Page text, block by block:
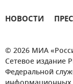
НОВОСТИ
© 2026 МИА
Сетевое издание
Федеральной